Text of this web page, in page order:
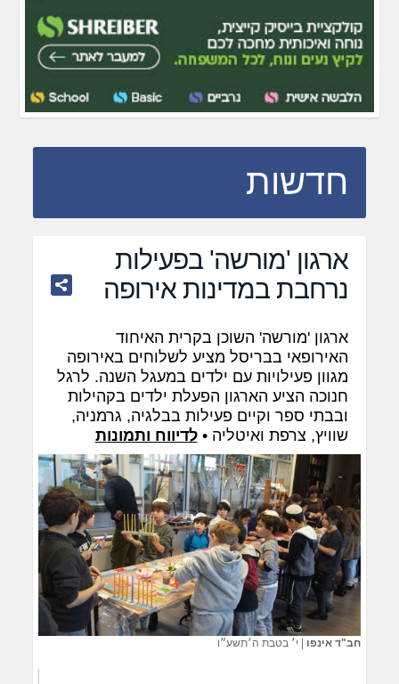
חדשות
ארגון 'מורשה' בפעילות
נרחבת במדינות אירופה
ארגון 'מורשה' השוכן בקרית האיחוד
האירופאי בבריסל מציע לשלוחים באירופה
מגוון פעילויות עם ילדים במעגל השנה. לרגל
חנוכה הציע הארגון הפעלת ילדים בקהילות
ובבתי ספר וקיים פעילות בבלגיה, גרמניה,
שוויץ, צרפת ואיטליה •לדיווח ותמונות
חב"ד אינפו | י׳ בטבת ה׳תשע״ו